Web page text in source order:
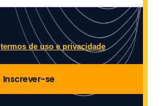
termos de uso e privacidade
Inscrever-se